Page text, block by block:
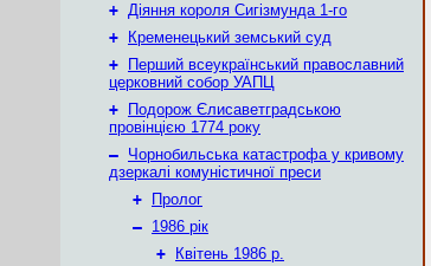
+ Діяння короля Сигізмунда 1-го
+
Кременецький земський суд
+
Перший всеукраїнський православний
церковний собор УАПЦ
+
Подорож Єлисаветградською
провінцією 1774 року
– Чорнобильська катастрофа у кривому
дзеркалі комуністичної преси
+
Пролог
– 1986 рік
+
Квітень 1986 р.